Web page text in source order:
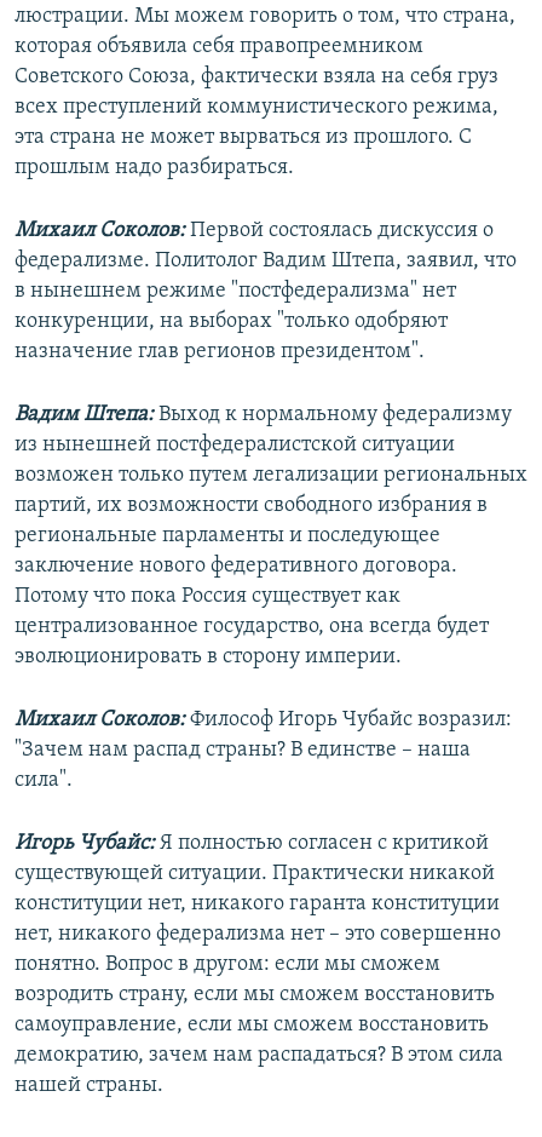
люстрации. Мы можем говорить о том, что страна,
которая объявила себя правопреемником
Советского Союза, фактически взяла на себя груз
всех преступлений коммунистического режима,
эта страна не может вырваться из прошлого. С
прошлым надо разбираться.
Михаил Соколов:Первой состоялась дискуссия о
федерализме. Политолог Вадим Штепа, заявил, что
в нынешнем режиме "постфедерализма" нет
конкуренции, на выборах "только одобряют
назначение глав регионов президентом".
Вадим Штепа:Выход к нормальному федерализму
из нынешней постфедералистской ситуации
возможен только путем легализации региональных
партий, их возможности свободного избрания в
региональные парламенты и последующее
заключение нового федеративного договора.
Потому что пока Россия существует как
централизованное государство, она всегда будет
эволюционировать в сторону империи.
Михаил Соколов:​Философ Игорь Чубайс возразил:
"Зачем нам распад страны? В единстве – наша
сила".
Игорь Чубайс:Я полностью согласен с критикой
существующей ситуации. Практически никакой
конституции нет, никакого гаранта конституции
нет, никакого федерализма нет – это совершенно
понятно. Вопрос в другом: если мы сможем
возродить страну, если мы сможем восстановить
самоуправление, если мы сможем восстановить
демократию, зачем нам распадаться? В этом сила
нашей страны.